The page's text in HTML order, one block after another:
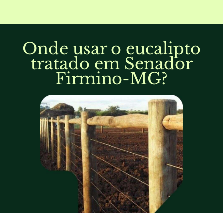
Onde usar o eucalipto
tratado em Senador
Firmino-MG?